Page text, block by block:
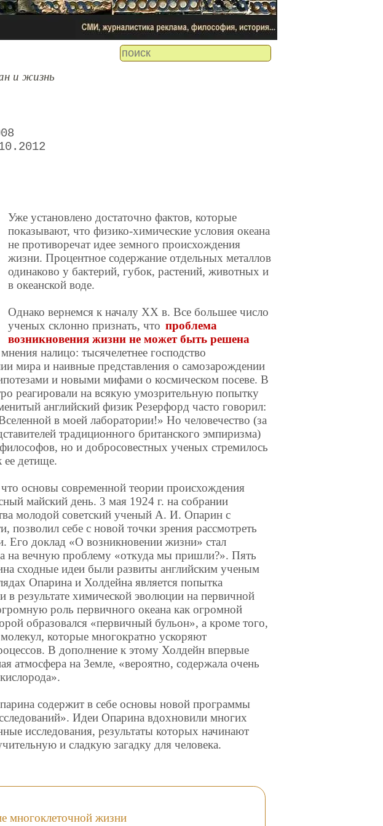
и жизнь
Уже установлено достаточно фактов, которые
показывают, что физико-химические условия океана
не противоречат идее земного происхождения
жизни. Процентное содержание отдельных металлов
одинаково у бактерий, губок, растений, животных и
в океанской воде.
Однако вернемся к началу XX в. Все большее число
ученых склонно признать, что проблема
возникновения жизни не может быть решена
налицо: тысячелетнее господство
мира и наивные представления о самозарождении
и новыми мифами о космическом посеве. В
реагировали на всякую умозрительную попытку
английский физик Резерфорд часто говорил:
в моей лаборатории!» Но человечество (за
традиционного британского эмпиризма)
но и добросовестных ученых стремилось
ее детище.
основы современной теории происхождения
майский день. 3 мая 1924 г. на собрании
молодой советский ученый А. И. Опарин с
позволил себе с новой точки зрения рассмотреть
Его доклад «О возникновении жизни» стал
на вечную проблему «откуда мы пришли?». Пять
сходные идеи были развиты английским ученым
Опарина и Холдейна является попытка
в результате химической эволюции на первичной
роль первичного океана как огромной
образовался «первичный бульон», а кроме того,
которые многократно ускоряют
В дополнение к этому Холдейн впервые
атмосфера на Земле, «вероятно, содержала очень
содержит в себе основы новой программы
Идеи Опарина вдохновили многих
исследования, результаты которых начинают
и сладкую загадку для человека.
многоклеточной жизни